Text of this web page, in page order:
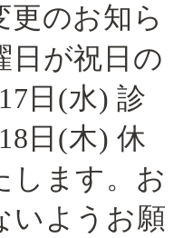
更のお知ら
が祝日の
日(水) 診
日(木) 休
ます。お
いようお願